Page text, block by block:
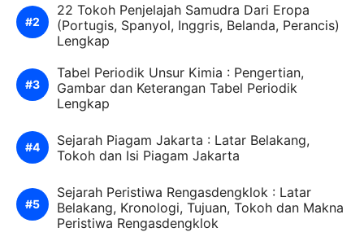
22 Tokoh Penjelajah Samudra Dari Eropa
(Portugis, Spanyol, Inggris, Belanda, Perancis)
Lengkap
Tabel Periodik Unsur Kimia : Pengertian,
Gambar dan Keterangan Tabel Periodik
Lengkap
Sejarah Piagam Jakarta : Latar Belakang,
Tokoh dan Isi Piagam Jakarta
Sejarah Peristiwa Rengasdengklok : Latar
Belakang, Kronologi, Tujuan, Tokoh dan Makna
Peristiwa Rengasdengklok